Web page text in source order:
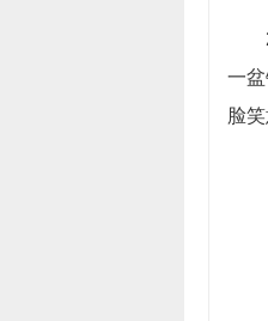
25
一
脸